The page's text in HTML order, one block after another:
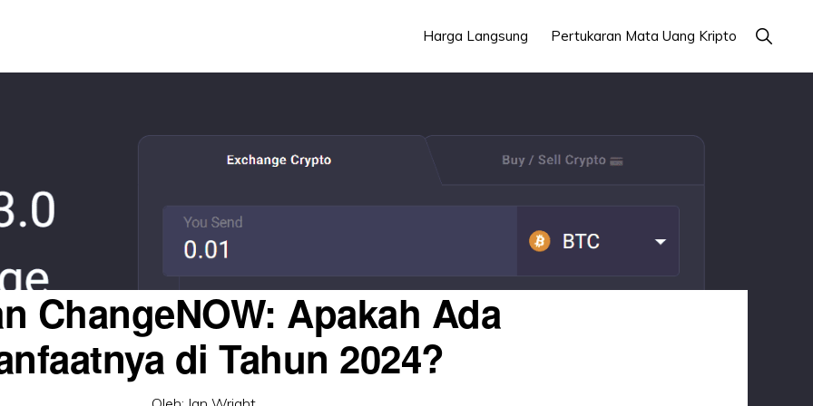
Harga Langsung Pertukaran Mata Uang Kripto
ChangeNOW: Apakah Ada
di Tahun 2024?